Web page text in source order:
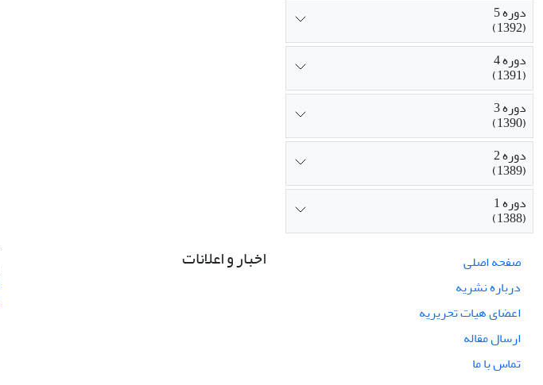
دوره 5
(1392)
دوره 4
(1391)
دوره 3
(1390)
دوره 2
(1389)
دوره 1
(1388)
صفحه اصلی
درباره نشریه
اعضای هیات تحریریه
ارسال مقاله
تماس با ما
اخبار و اعلانات